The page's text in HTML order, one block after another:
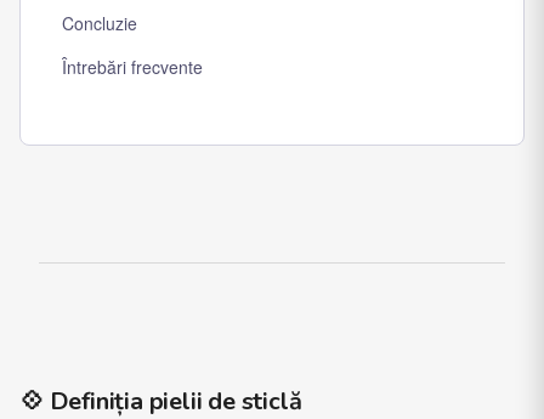
Concluzie
Întrebări frecvente
💠 Definiția pielii de sticlă